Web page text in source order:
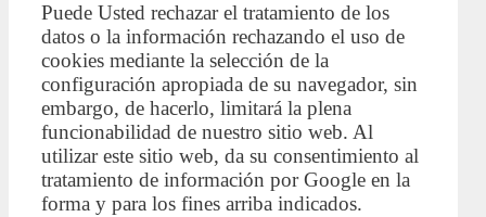
Puede Usted rechazar el tratamiento de los
datos o la información rechazando el uso de
cookies mediante la selección de la
configuración apropiada de su navegador, sin
embargo, de hacerlo, limitará la plena
funcionabilidad de nuestro sitio web. Al
utilizar este sitio web, da su consentimiento al
tratamiento de información por Google en la
forma y para los fines arriba indicados.